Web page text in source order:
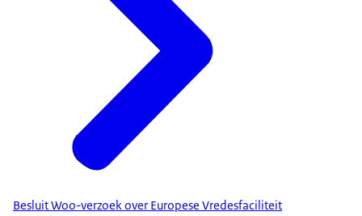
Besluit Woo-verzoek over Europese Vredesfaciliteit